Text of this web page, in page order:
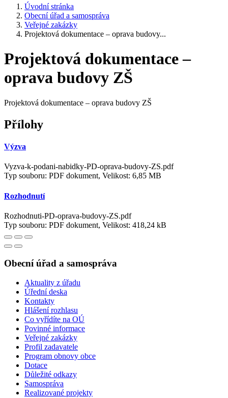
Úvodní stránka
Obecní úřad a samospráva
Veřejné zakázky
Projektová dokumentace – oprava budovy...
Projektová dokumentace –
oprava budovy ZŠ
Projektová dokumentace – oprava budovy ZŠ
Přílohy
Výzva
Vyzva-k-podani-nabidky-PD-oprava-budovy-ZS.pdf
Typ souboru: PDF dokument, Velikost: 6,85 MB
Rozhodnutí
Rozhodnuti-PD-oprava-budovy-ZS.pdf
Typ souboru: PDF dokument, Velikost: 418,24 kB
Obecní úřad a samospráva
Aktuality z úřadu
Úřední deska
Kontakty
Hlášení rozhlasu
Co vyřídíte na OÚ
Povinné informace
Veřejné zakázky
Profil zadavatele
Program obnovy obce
Dotace
Důležité odkazy
Samospráva
Realizované projekty